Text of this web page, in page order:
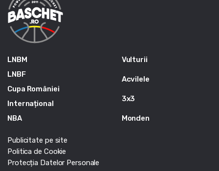
LNBM
LNBF
Cupa României
Internațional
NBA
Vulturii
Acvilele
3x3
Monden
Publicitate pe site
Politica de Cookie
Protecția Datelor Personale